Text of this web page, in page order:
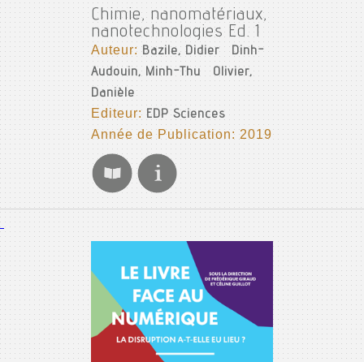
Chimie, nanomatériaux,
nanotechnologies Ed. 1
Auteur:Bazile, Didier
Dinh-
Audouin, Minh-Thu
Olivier,
Danièle
Editeur: EDP Sciences
Année de Publication: 2019